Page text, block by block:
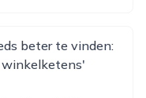
beter te vinden:
winkelketens'